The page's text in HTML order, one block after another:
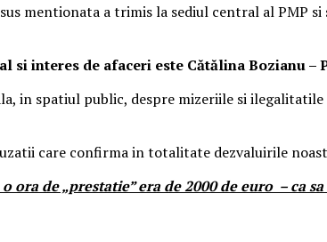
mentionata a trimis la sediul central al PMP
si interes de afaceri este Cătălina Bozianu –
in spatiul public, despre mizeriile si
care confirma in totalitate dezvaluirile
de „prestatie” era de 2000 de euro – ca